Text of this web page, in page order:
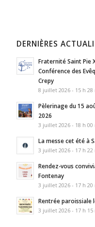
DERNIÈRES
Fraternité Saint Pie
Conférence des
Crepy
8 juillet 2026 - 15 h 28
Pèlerinage du 15
2026
3 juillet 2026 - 18 h 00
La messe cet été à
3 juillet 2026 - 17 h 22
Rendez-vous
Fontenay
3 juillet 2026 - 17 h 20
Rentrée paroissiale
3 juillet 2026 - 17 h 15